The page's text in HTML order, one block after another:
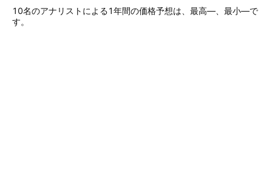
10名のアナリストによる1年間の価格予想は、最高—、最小—で
す。